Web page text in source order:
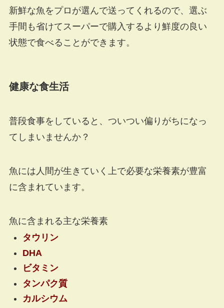
新鮮な魚をプロが選んで送ってくれるので、 選ぶ
手間も省けて スーパーで購入するより鮮度の良い
状態で食べることができます。
健康な食生活
普段食事をしていると、ついつい偏りがちになっ
てしまいませんか？
魚には人間が生きていく上で必要な栄養素が豊富
に含まれています。
魚に含まれる主な栄養素
タウリン
DHA
ビタミン
タンパク質
カルシウム